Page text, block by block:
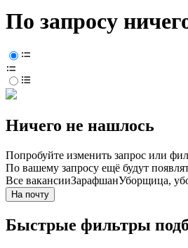
По запросу
Ничего не нашлось
Попробуйте изменить запрос или
По вашему запросу ещё будут
Все вакансииЗарафшанУборщица,
На почту
Быстрые фильтры